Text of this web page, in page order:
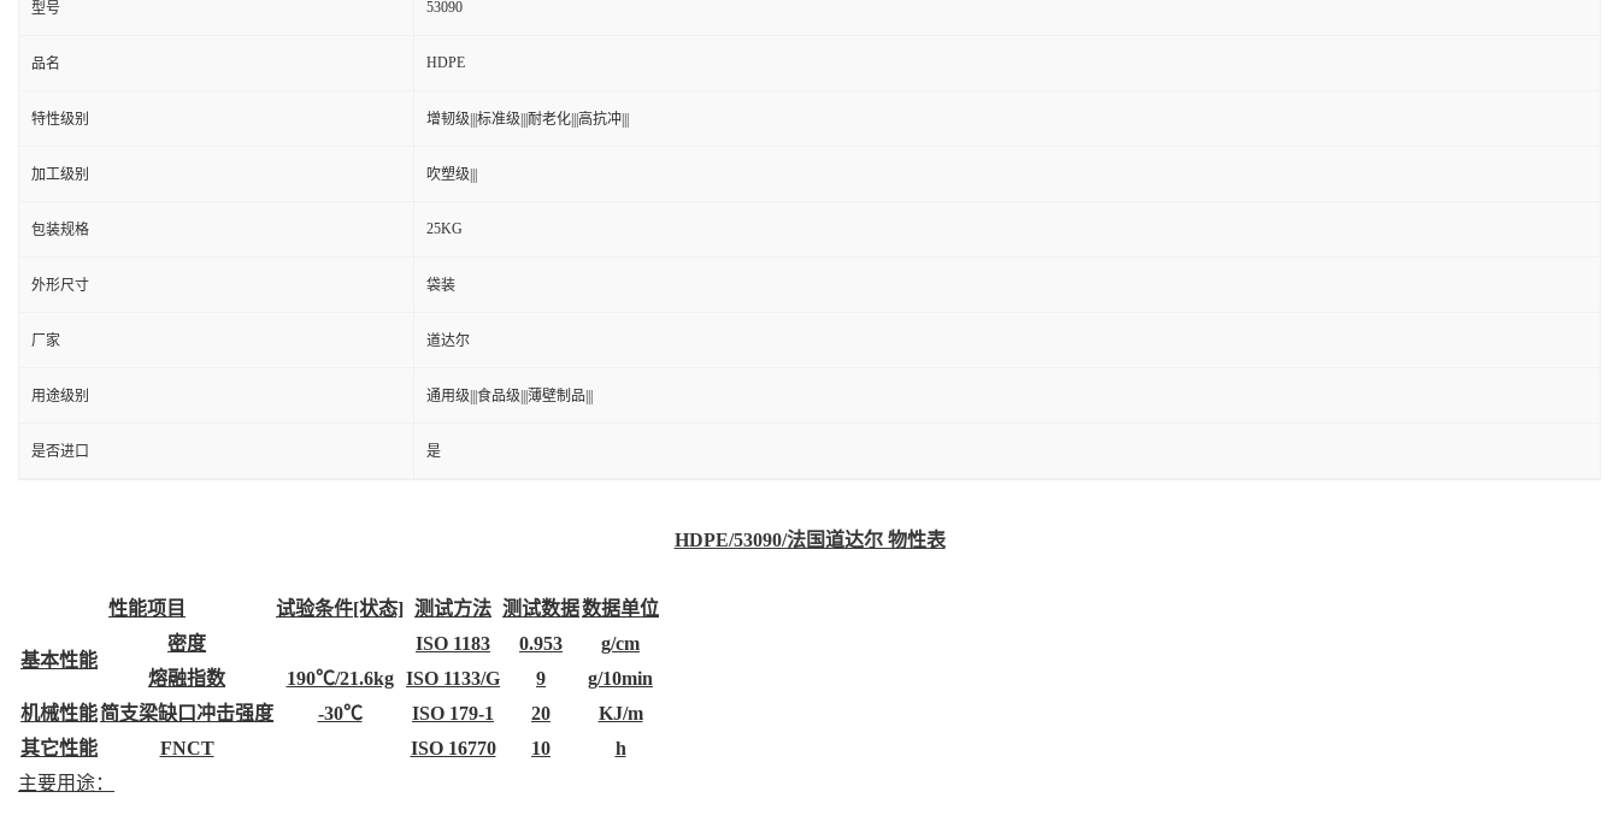
型号 53090
品名 HDPE
特性级别 增韧级|||标准级|||耐老化|||高抗冲|||
加工级别 吹塑级|||
包装规格 25KG
外形尺寸 袋装
厂家 道达尔
用途级别 通用级|||食品级|||薄壁制品|||
是否进口 是
HDPE/53090/法国道达尔 物性表
性能项目 试验条件[状态] 测试方法 测试数据数据单位
基本性能
密度 ISO 1183 0.953
g/cm
熔融指数
190℃/21.6kg ISO 1133/G 9
g/10min
机械性能简支梁缺口冲击强度 -30℃ ISO 179-1 20
KJ/m
其它性能
FNCT ISO 16770 10
h
主要用途：